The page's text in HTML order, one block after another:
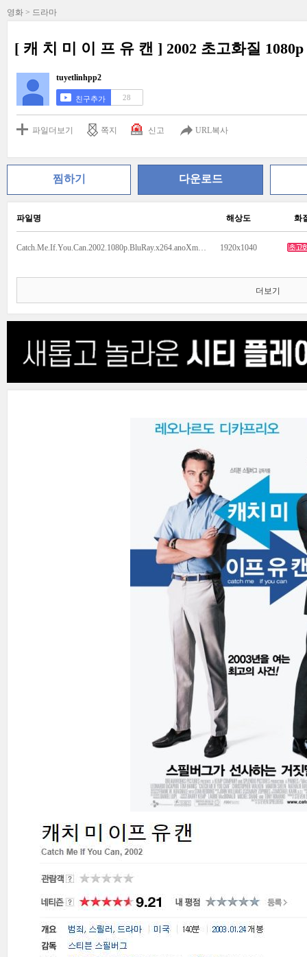
영화 > 드라마
[ 캐 치 미 이 프 유 캔 ] 2002 초고화질
tuyetlinhpp2
친구추가 28
파일더보기 쪽지 신고 URL복사
찜하기 다운로드
파일명 해상도 화
Catch.Me.If.You.Can.2002.1080p.BluRay.x264.anoXmous.mp4 1920x1040
더보기